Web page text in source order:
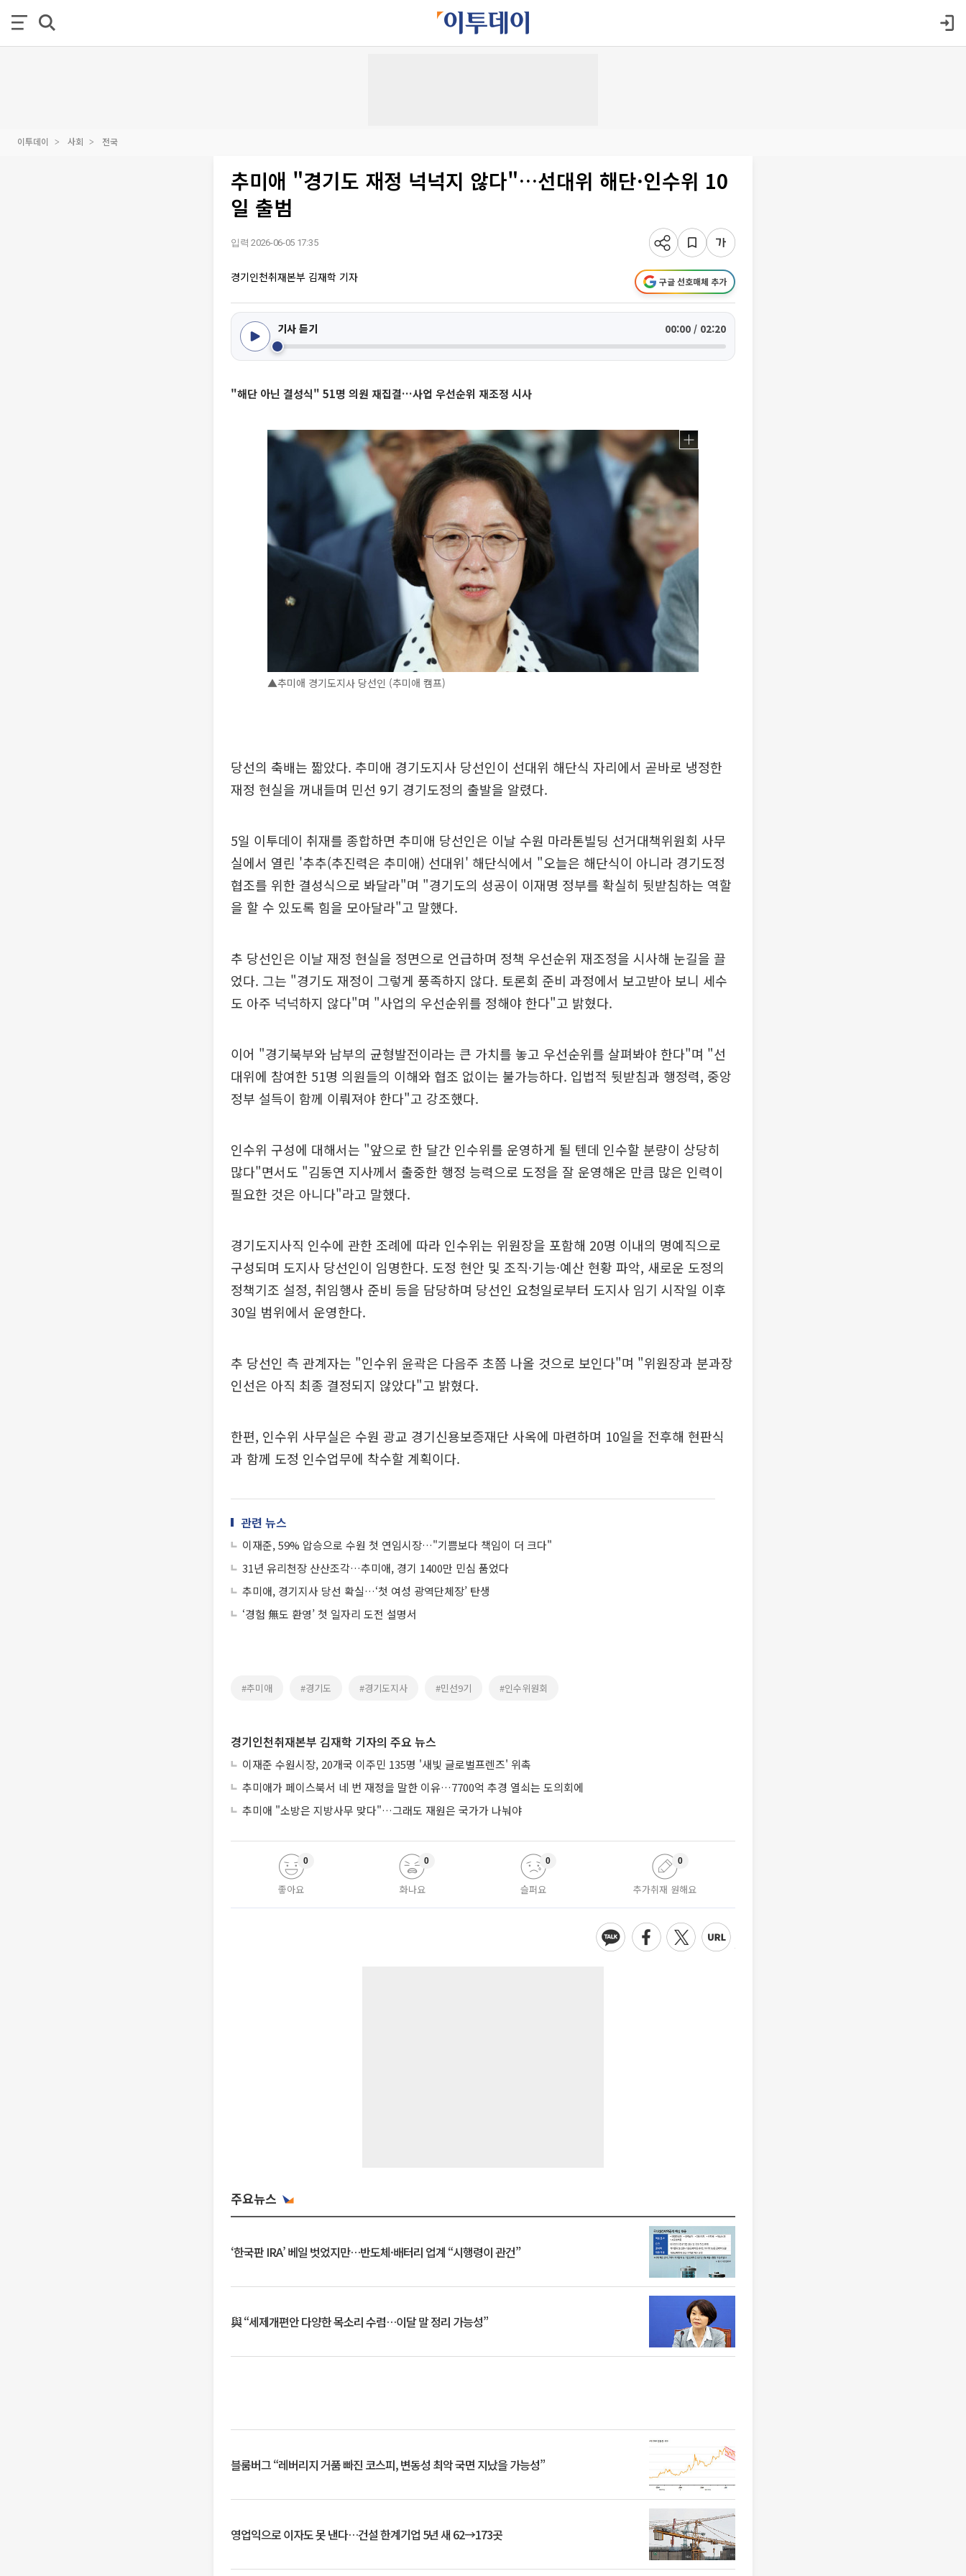
이투데이 사회 전국
추미애 "경기도 재정 넉넉지 않다"…선대위 해단·인수위 10
일 출범
입력 2026-06-05 17:35
경기인천취재본부 김재학 기자 구글 선호매체 추가
기사 듣기 00:00 / 02:20
"해단 아닌 결성식" 51명 의원 재집결…사업 우선순위 재조정 시사
▲추미애 경기도지사 당선인 (추미애 캠프)
당선의 축배는 짧았다. 추미애 경기도지사 당선인이 선대위 해단식 자리에서 곧바로 냉정한
재정 현실을 꺼내들며 민선 9기 경기도정의 출발을 알렸다.
5일 이투데이 취재를 종합하면 추미애 당선인은 이날 수원 마라톤빌딩 선거대책위원회 사무
실에서 열린 '추추(추진력은 추미애) 선대위' 해단식에서 "오늘은 해단식이 아니라 경기도정
협조를 위한 결성식으로 봐달라"며 "경기도의 성공이 이재명 정부를 확실히 뒷받침하는 역할
을 할 수 있도록 힘을 모아달라"고 말했다.
추 당선인은 이날 재정 현실을 정면으로 언급하며 정책 우선순위 재조정을 시사해 눈길을 끌
었다. 그는 "경기도 재정이 그렇게 풍족하지 않다. 토론회 준비 과정에서 보고받아 보니 세수
도 아주 넉넉하지 않다"며 "사업의 우선순위를 정해야 한다"고 밝혔다.
이어 "경기북부와 남부의 균형발전이라는 큰 가치를 놓고 우선순위를 살펴봐야 한다"며 "선
대위에 참여한 51명 의원들의 이해와 협조 없이는 불가능하다. 입법적 뒷받침과 행정력, 중앙
정부 설득이 함께 이뤄져야 한다"고 강조했다.
인수위 구성에 대해서는 "앞으로 한 달간 인수위를 운영하게 될 텐데 인수할 분량이 상당히
많다"면서도 "김동연 지사께서 출중한 행정 능력으로 도정을 잘 운영해온 만큼 많은 인력이
필요한 것은 아니다"라고 말했다.
경기도지사직 인수에 관한 조례에 따라 인수위는 위원장을 포함해 20명 이내의 명예직으로
구성되며 도지사 당선인이 임명한다. 도정 현안 및 조직·기능·예산 현황 파악, 새로운 도정의
정책기조 설정, 취임행사 준비 등을 담당하며 당선인 요청일로부터 도지사 임기 시작일 이후
30일 범위에서 운영한다.
추 당선인 측 관계자는 "인수위 윤곽은 다음주 초쯤 나올 것으로 보인다"며 "위원장과 분과장
인선은 아직 최종 결정되지 않았다"고 밝혔다.
한편, 인수위 사무실은 수원 광교 경기신용보증재단 사옥에 마련하며 10일을 전후해 현판식
과 함께 도정 인수업무에 착수할 계획이다.
관련 뉴스
이재준, 59% 압승으로 수원 첫 연임시장…"기쁨보다 책임이 더 크다"
31년 유리천장 산산조각…추미애, 경기 1400만 민심 품었다
추미애, 경기지사 당선 확실…‘첫 여성 광역단체장’ 탄생
‘경험 無도 환영’ 첫 일자리 도전 설명서
#추미애 #경기도 #경기도지사 #민선9기 #인수위원회
경기인천취재본부 김재학 기자의 주요 뉴스
이재준 수원시장, 20개국 이주민 135명 '새빛 글로벌프렌즈' 위촉
추미애가 페이스북서 네 번 재정을 말한 이유…7700억 추경 열쇠는 도의회에
추미애 "소방은 지방사무 맞다"…그래도 재원은 국가가 나눠야
좋아요
0
화나요
0
슬퍼요
0
추가취재 원해요
0
주요뉴스
‘한국판 IRA’ 베일 벗었지만…반도체·배터리 업계 “시행령이 관건”
與 “세제개편안 다양한 목소리 수렴…이달 말 정리 가능성”
블룸버그 “레버리지 거품 빠진 코스피, 변동성 최악 국면 지났을 가능성”
영업익으로 이자도 못 낸다…건설 한계기업 5년 새 62→173곳